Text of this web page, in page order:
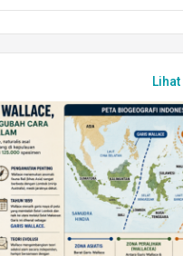
Peluang Kerja dan Magang
Jumat, 17 Jul 2026 22:30
DAERAH
Astra Motor Kalimantan Timur
Mahasiswa Samarinda dalam
Honda SDGs Future Leaders
Jumat, 10 Jul 2026 19:01